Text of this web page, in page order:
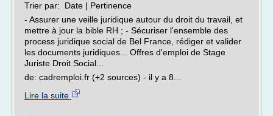
Trier par: Date | Pertinence
- Assurer une veille juridique autour du droit du travail, et
mettre à jour la bible RH ; - Sécuriser l'ensemble des
process juridique social de Bel France, rédiger et valider
les documents juridiques... Offres d'emploi de Stage
Juriste Droit Social...
de: cadremploi.fr (+2 sources) - il y a 8...
Lire la suite